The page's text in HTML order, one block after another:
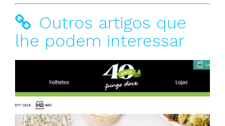
Outros artigos que
lhe podem interessar